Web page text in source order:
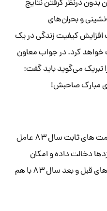
بدون درنظر گرفتن نتایج
و بحران‌های
کیفیت زندگی در یک
کرد. در جواب معاون
می‌گوید باید گفت:
مبارک صاحبش!
۱. محاسبه درآمدها بر اساس قیمت های ثابت سال ۸۳ عامل
دخالت داده و امکان
مقایسه دستمزد واقعی در سال های قبل و بعد سال ۸۳ با هم